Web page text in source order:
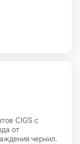
CIGS с
от
чернил.